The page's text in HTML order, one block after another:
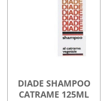
SHAMPOO
DS
200ML
DIADE SHAMPOO
CATRAME 125ML